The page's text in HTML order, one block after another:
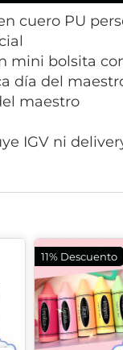
cuero PU
mini bolsita
día del
maestro
IGV ni
11% Descuento